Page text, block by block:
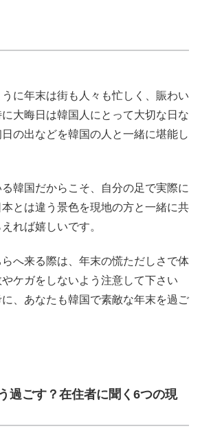
に年末は街も人々も忙しく、賑わい
大晦日は韓国人にとって大切な日な
の出などを韓国の人と一緒に堪能し
韓国だからこそ、自分の足で実際に
とは違う景色を現地の方と一緒に共
れば嬉しいです。
へ来る際は、年末の慌ただしさで体
ケガをしないよう注意して下さい
、あなたも韓国で素敵な年末を過ご
過ごす？在住者に聞く6つの現